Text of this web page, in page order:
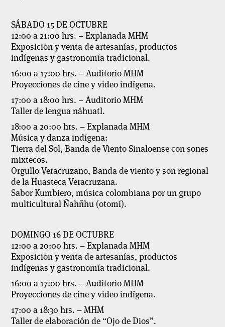
SÁBADO 15 DE OCTUBRE
12:00 a 21:00 hrs. – Explanada MHM
Exposición y venta de artesanías, productos
indígenas y gastronomía tradicional.
16:00 a 17:00 hrs. – Auditorio MHM
Proyecciones de cine y video indígena.
17:00 a 18:00 hrs. – Auditorio MHM
Taller de lengua náhuatl.
18:00 a 20:00 hrs. – Explanada MHM
Música y danza indígena:
Tierra del Sol, Banda de Viento Sinaloense con sones
mixtecos.
Orgullo Veracruzano,Banda de viento y son regional
de la Huasteca Veracruzana.
Sabor Kumbiero, música colombiana por un grupo
multicultural Ñahñhu (otomí).
DOMINGO 16 DE OCTUBRE
12:00 a 20:00 hrs. – Explanada MHM
Exposición y venta de artesanías, productos
indígenas y gastronomía tradicional.
16:00 a 17:00 hrs. – Auditorio MHM
Proyecciones de cine y video indígena.
17:00 a 18:30 hrs. – MHM
Taller de elaboración de “Ojo de Dios”.